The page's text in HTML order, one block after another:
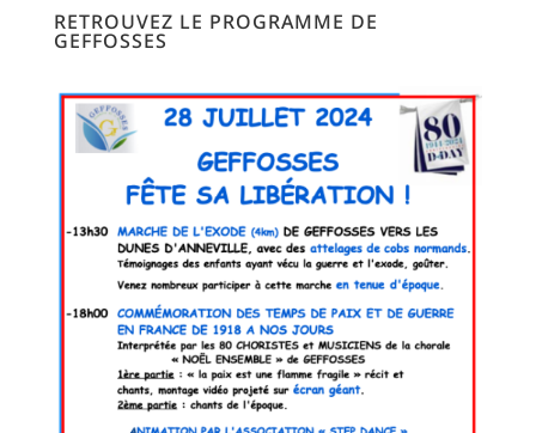
RETROUVEZ LE PROGRAMME DE
GEFFOSSES